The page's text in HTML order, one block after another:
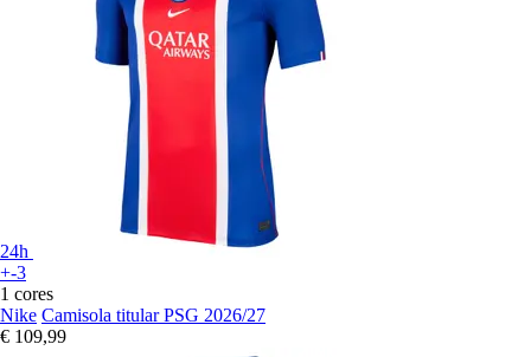
24h
+-3
1 cores
Nike Camisola titular PSG 2026/27
€ 109,99